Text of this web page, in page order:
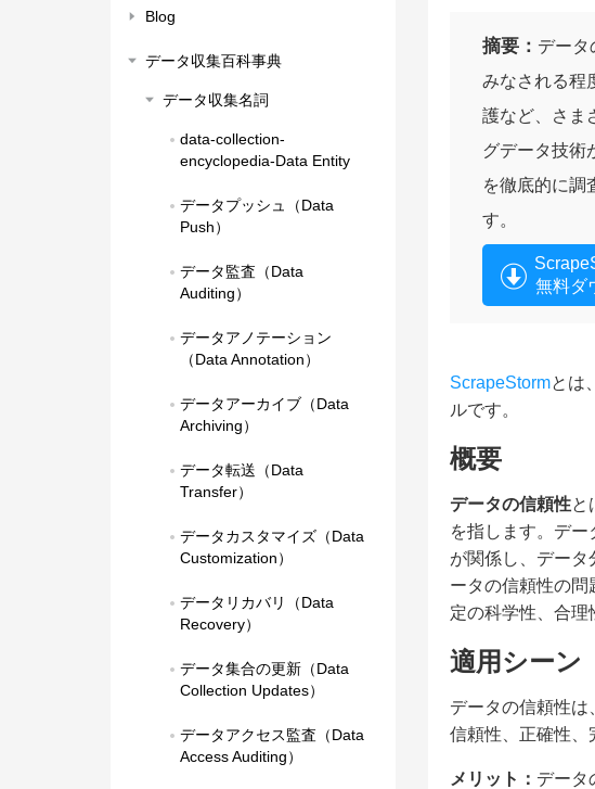
Blog
データ収集百科事典
データ収集名詞
data-collection-
encyclopedia-Data Entity
データプッシュ（Data
Push）
データ監査（Data
Auditing）
データアノテーション
（Data Annotation）
データアーカイブ（Data
Archiving）
データ転送（Data
Transfer）
データカスタマイズ（Data
Customization）
データリカバリ（Data
Recovery）
データ集合の更新（Data
Collection Updates）
データアクセス監査（Data
Access Auditing）
摘要： データ
みなされる程
護など、さま
グデータ技術
を徹底的に調
す。
無料ダ
ScrapeStormとは
ルです。
概要
データの信頼性と
を指します。デ
が関係し、デー
ータの信頼性の
定の科学性、合理
適用シーン
データの信頼性
信頼性、正確性、
メリット： データ